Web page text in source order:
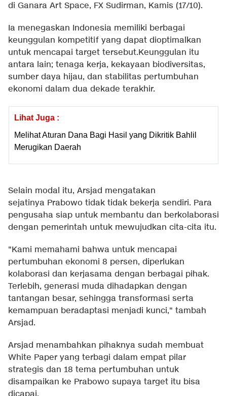
di Ganara Art Space, FX Sudirman, Kamis (17/10).
Ia menegaskan Indonesia memiliki berbagai
keunggulan kompetitif yang dapat dioptimalkan
untuk mencapai target tersebut.Keunggulan itu
antara lain; tenaga kerja, kekayaan biodiversitas,
sumber daya hijau, dan stabilitas pertumbuhan
ekonomi dalam dua dekade terakhir.
Lihat Juga :
Melihat Aturan Dana Bagi Hasil yang Dikritik Bahlil
Merugikan Daerah
Selain modal itu, Arsjad mengatakan
sejatinya Prabowo tidak tidak bekerja sendiri. Para
pengusaha siap untuk membantu dan berkolaborasi
dengan pemerintah untuk mewujudkan cita-cita itu.
"Kami memahami bahwa untuk mencapai
pertumbuhan ekonomi 8 persen, diperlukan
kolaborasi dan kerjasama dengan berbagai pihak.
Terlebih, generasi muda dihadapkan dengan
tantangan besar, sehingga transformasi serta
kemampuan beradaptasi menjadi kunci," tambah
Arsjad.
Arsjad menambahkan pihaknya sudah membuat
White Paper yang terbagi dalam empat pilar
strategis dan 18 tema pertumbuhan untuk
disampaikan ke Prabowo supaya target itu bisa